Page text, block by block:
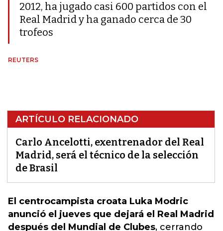
2012, ha jugado casi 600 partidos con el
Real Madrid y ha ganado cerca de 30
trofeos
REUTERS
ARTÍCULO RELACIONADO
Carlo Ancelotti, exentrenador del Real
Madrid, será el técnico de la selección
de Brasil
El centrocampista croata Luka Modric
anunció el jueves que dejará el Real Madrid
después del Mundial de Clubes, cerrando